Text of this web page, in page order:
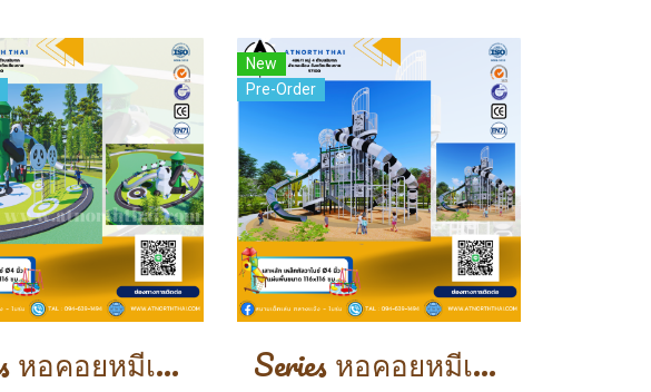
Series หอคอยหมีเเพนด้า
New
Pre-Order
Series หอคอยหมีเเพนด้า